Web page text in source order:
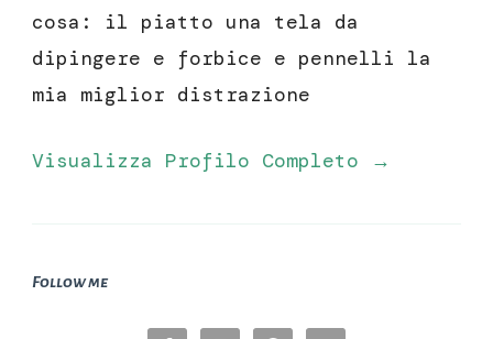
cosa: il piatto una tela da
dipingere e forbice e pennelli la
mia miglior distrazione
Visualizza Profilo Completo →
Follow me